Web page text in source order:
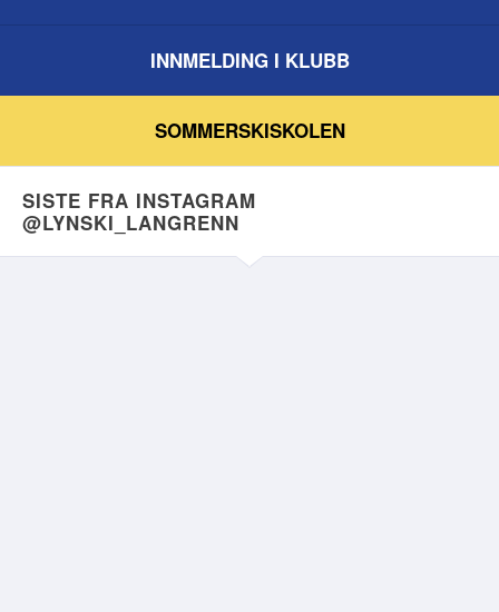
INNMELDING I KLUBB
SOMMERSKISKOLEN
SISTE FRA INSTAGRAM
@LYNSKI_LANGRENN